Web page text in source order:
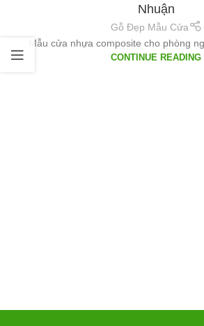
Nhuận
Gỗ Đẹp Mẫu Cửa
Mẫu cửa nhựa composite cho phòng
CONTINUE READING